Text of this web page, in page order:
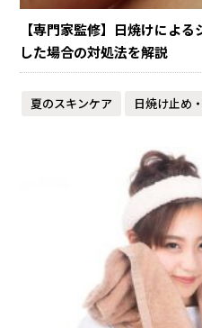
【専門家監修】日焼けによ
した場合の対処法を解説
夏のスキンケア 日焼け止め